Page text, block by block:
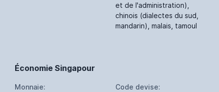
et de l'administration),
chinois (dialectes du sud,
mandarin), malais, tamoul
Économie Singapour
Monnaie:
Code devise: